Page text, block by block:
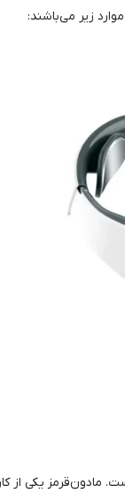
زیر می‌باشند:
مادون‌قرمز یکی